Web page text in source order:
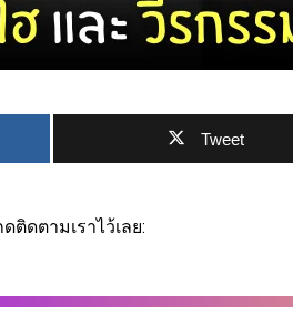
Tweet
ดตามเราไว้เลย: